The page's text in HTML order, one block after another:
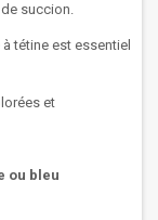
succion.
tétine est essentiel
et
ou bleu